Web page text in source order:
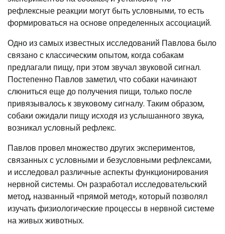
рефлексные реакции могут быть условными, то есть
формироваться на основе определенных ассоциаций.
Одно из самых известных исследований Павлова было
связано с классическим опытом, когда собакам
предлагали пищу, при этом звучал звуковой сигнал.
Постепенно Павлов заметил, что собаки начинают
слюниться еще до получения пищи, только после
привязывалось к звуковому сигналу. Таким образом,
собаки ожидали пищу исходя из услышанного звука,
возникал условный рефлекс.
Павлов провел множество других экспериментов,
связанных с условными и безусловными рефлексами,
и исследовал различные аспекты функционирования
нервной системы. Он разработал исследовательский
метод, названный «прямой метод», который позволял
изучать физиологические процессы в нервной системе
на живых животных.